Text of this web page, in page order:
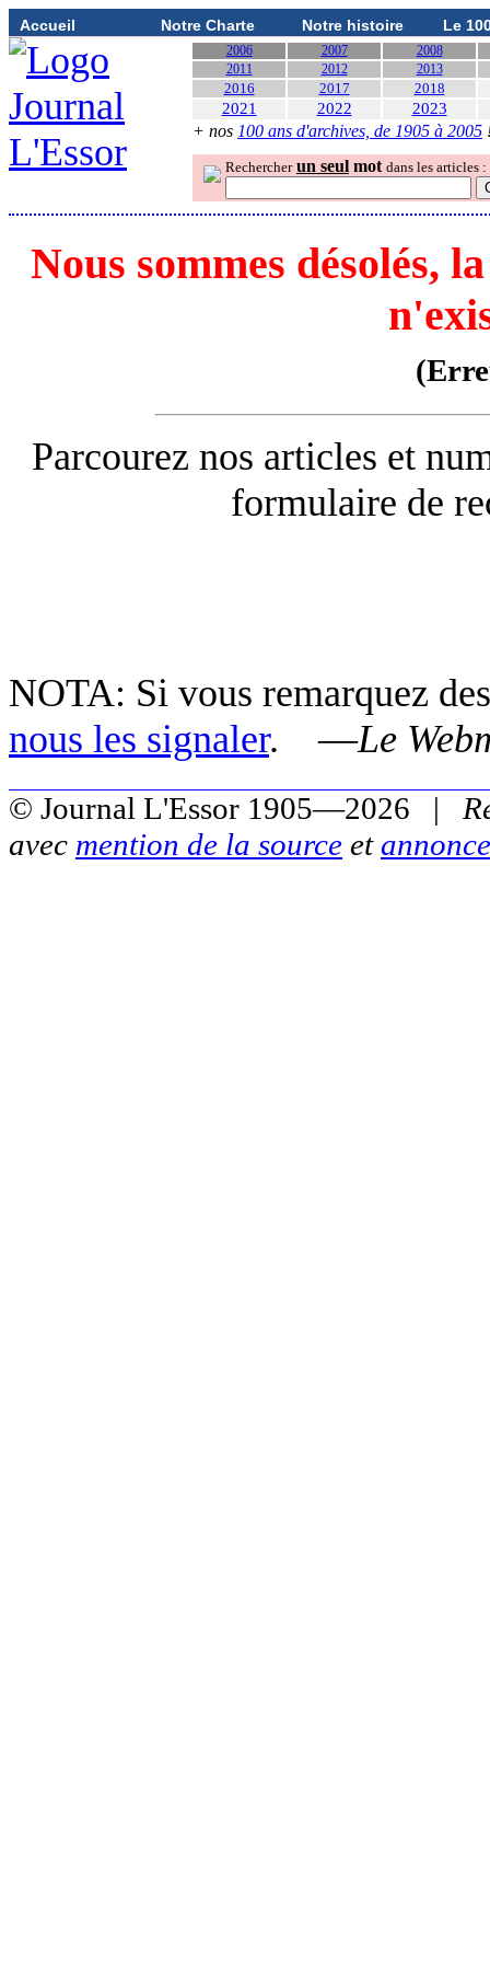
Accueil Notre Charte Notre histoire Le
2006 2007
2008
2011
2012 2013
2016 2017 2018
2021 2022 2023
+ nos 100 ans d'archives, de 1905 à 2005
Rechercher un seul mot dans les articles :
Nous sommes désolés,
Parcourez nos articles et
formulaire de
NOTA: Si vous remarquez
nous les signaler. —Le
© Journal L'Essor 1905—2026 |
avec mention de la source et